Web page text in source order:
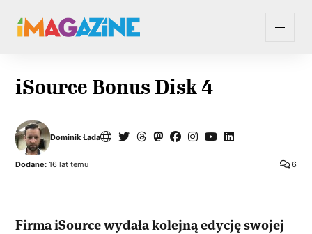
iSource Bonus Disk 4
Dominik Łada
6
Dodane: 16 lat temu
Firma iSource wydała kolejną edycję swojej